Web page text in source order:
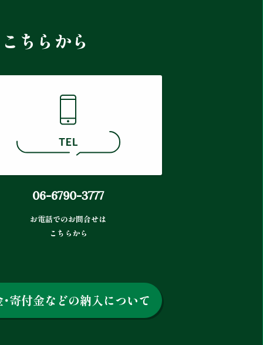
ちらから
06-6790-3777
お電話でのお問合せは
こちらから
・寄付金などの納入について